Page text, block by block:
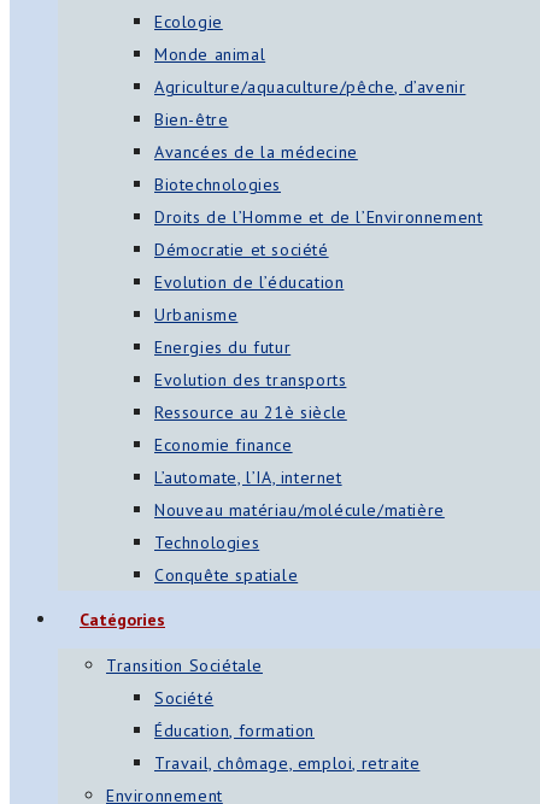
Ecologie
Monde animal
Agriculture/aquaculture/pêche, d’avenir
Bien-être
Avancées de la médecine
Biotechnologies
Droits de l’Homme et de l’Environnement
Démocratie et société
Evolution de l’éducation
Urbanisme
Energies du futur
Evolution des transports
Ressource au 21è siècle
Economie finance
L’automate, l’IA, internet
Nouveau matériau/molécule/matière
Technologies
Conquête spatiale
Catégories
Transition Sociétale
Société
Éducation, formation
Travail, chômage, emploi, retraite
Environnement